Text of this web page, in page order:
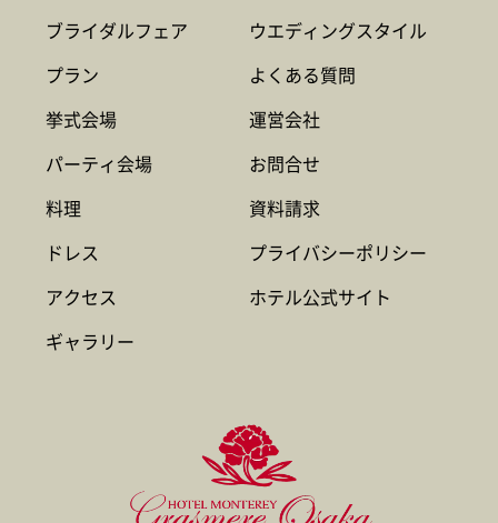
ブライダルフェア
プラン
挙式会場
パーティ会場
料理
ドレス
アクセス
ギャラリー
ウエディングスタイル
よくある質問
運営会社
お問合せ
資料請求
プライバシーポリシー
ホテル公式サイト